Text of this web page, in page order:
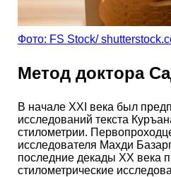
Фото: FS Stock/
Метод доктора
В начале ХХI века был
исследований текста
стилометрии.
исследователя Махди
последние декады ХХ века
стилометрические